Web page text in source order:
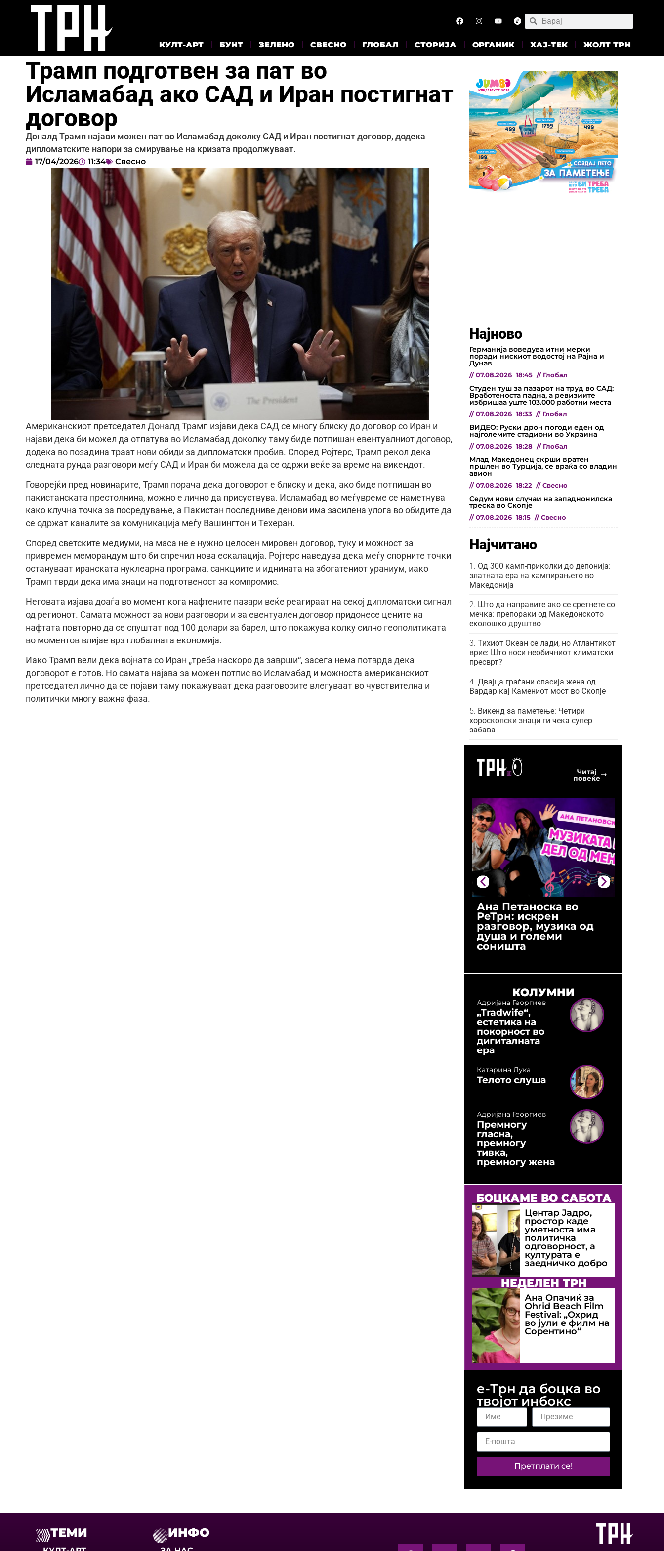
КУЛТ-АРТ БУНТ ЗЕЛЕНО СВЕСНО ГЛОБАЛ СТОРИЈА ОРГАНИК ХАЈ-ТЕК ЖОЛТ ТРН
Трамп подготвен за пат во
Исламабад ако САД и Иран постигнат
договор
Доналд Трамп најави можен пат во Исламабад доколку САД и Иран постигнат договор, додека
дипломатските напори за смирување на кризата продолжуваат.
17/04/2026 11:34 Свесно
Американскиот претседател Доналд Трамп изјави дека САД се многу блиску до договор со Иран и
најави дека би можел да отпатува во Исламабад доколку таму биде потпишан евентуалниот договор,
додека во позадина траат нови обиди за дипломатски пробив. Според Ројтерс, Трамп рекол дека
следната рунда разговори меѓу САД и Иран би можела да се одржи веќе за време на викендот.
Говорејќи пред новинарите, Трамп порача дека договорот е блиску и дека, ако биде потпишан во
пакистанската престолнина, можно е лично да присуствува. Исламабад во меѓувреме се наметнува
како клучна точка за посредување, а Пакистан последниве денови има засилена улога во обидите да
се одржат каналите за комуникација меѓу Вашингтон и Техеран.
Според светските медиуми, на маса не е нужно целосен мировен договор, туку и можност за
привремен меморандум што би спречил нова ескалација. Ројтерс наведува дека меѓу спорните точки
остануваат иранската нуклеарна програма, санкциите и иднината на збогатениот ураниум, иако
Трамп тврди дека има знаци на подготвеност за компромис.
Неговата изјава доаѓа во момент кога нафтените пазари веќе реагираат на секој дипломатски сигнал
од регионот. Самата можност за нови разговори и за евентуален договор придонесе цените на
нафтата повторно да се спуштат под 100 долари за барел, што покажува колку силно геополитиката
во моментов влијае врз глобалната економија.
Иако Трамп вели дека војната со Иран „треба наскоро да заврши“, засега нема потврда дека
договорот е готов. Но самата најава за можен потпис во Исламабад и можноста американскиот
претседател лично да се појави таму покажуваат дека разговорите влегуваат во чувствителна и
политички многу важна фаза.
Најново
Германија воведува итни мерки
поради нискиот водостој на Рајна и
Дунав
// 07.08.2026 18:45 // Глобал
Студен туш за пазарот на труд во САД:
Вработеноста падна, а ревизиите
избришаа уште 103.000 работни места
// 07.08.2026 18:33 // Глобал
ВИДЕО: Руски дрон погоди еден од
најголемите стадиони во Украина
// 07.08.2026 18:28 // Глобал
Млад Македонец скрши вратен
пршлен во Турција, се враќа со владин
авион
// 07.08.2026 18:22 // Свесно
Седум нови случаи на западнонилска
треска во Скопје
// 07.08.2026 18:15 // Свесно
Најчитано
Од 300 камп-приколки до депонија:
златната ера на кампирањето во
Македонија
Што да направите ако се сретнете со
мечка: препораки од Македонското
еколошко друштво
Тихиот Океан се лади, но Атлантикот
врие: Што носи необичниот климатски
пресврт?
Двајца граѓани спасија жена од
Вардар кај Камениот мост во Скопје
Викенд за паметење: Четири
хороскопски знаци ги чека супер
забава
Читај
повеќе
Ана Петаноска во
РеТрн: искрен
разговор, музика од
душа и големи
соништа
КОЛУМНИ
Адријана Георгиев
„Tradwife“,
естетика на
покорност во
дигиталната
ера
Катарина Лука
Телото слуша
Адријана Георгиев
Премногу
гласна,
премногу
тивка,
премногу жена
БОЦКАМЕ ВО САБОТА
Центар Јадро,
простор каде
уметноста има
политичка
одговорност, а
културата е
заедничко добро
НЕДЕЛЕН ТРН
Ана Опачиќ за
Оhrid Beach Film
Festival: „Охрид
во јули е филм на
Сорентино“
е-Трн да боцка во
твојот инбокс
Претплати се!
ТЕМИ ИНФО